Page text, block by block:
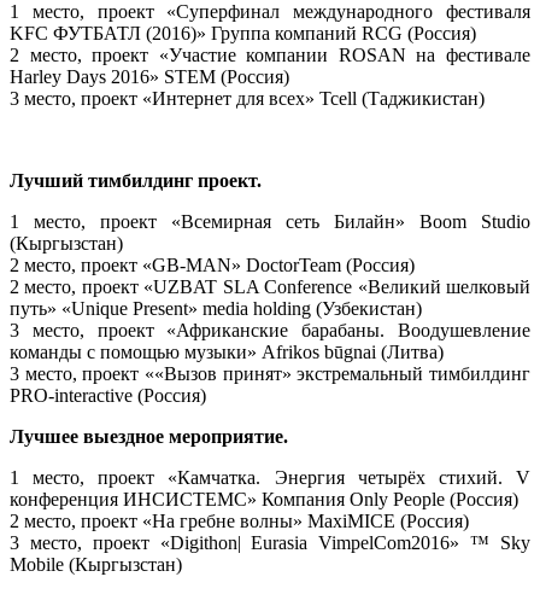
1 место, проект «Суперфинал международного фестиваля
KFC ФУТБАТЛ (2016)» Группа компаний RCG (Россия)
2 место, проект «Участие компании ROSAN на фестивале
Harley Days 2016» STEM (Россия)
3 место, проект «Интернет для всех» Tcell (Таджикистан)
Лучший тимбилдинг проект.
1 место, проект «Всемирная сеть Билайн» Boom Studio
(Кыргызстан)
2 место, проект «GB-MAN» DoctorTeam (Россия)
2 место, проект «UZBAT SLA Conference «Великий шелковый
путь» «Unique Present» media holding (Узбекистан)
3 место, проект «Африканские барабаны. Воодушевление
команды с помощью музыки» Afrikos būgnai (Литва)
3 место, проект ««Вызов принят» экстремальный тимбилдинг
PRO-interactive (Россия)
Лучшее выездное мероприятие.
1 место, проект «Камчатка. Энергия четырёх стихий. V
конференция ИНСИСТЕМС» Компания Only People (Россия)
2 место, проект «На гребне волны» MaxiMICE (Россия)
3 место, проект «Digithon| Eurasia VimpelCom2016» ™ Sky
Mobile (Кыргызстан)